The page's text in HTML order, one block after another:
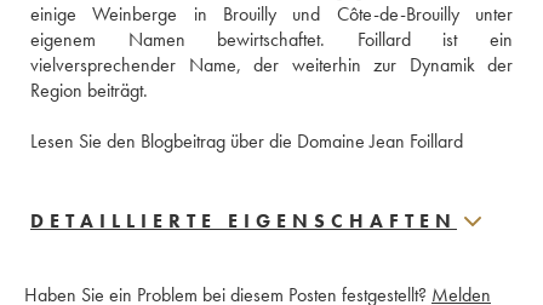
einige Weinberge in Brouilly und Côte-de-Brouilly unter
eigenem Namen bewirtschaftet. Foillard ist ein
vielversprechender Name, der weiterhin zur Dynamik der
Region beiträgt.
Lesen Sie den Blogbeitrag über die Domaine Jean Foillard
DETAILLIERTE EIGENSCHAFTEN
Haben Sie ein Problem bei diesem Posten festgestellt? Melden